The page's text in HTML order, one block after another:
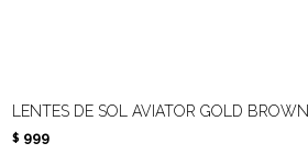
LENTES DE SOL AVIATOR GOLD BROWN
$ 999